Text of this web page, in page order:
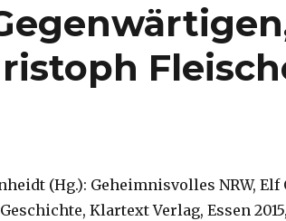
(Hg.): Geheimnisvolles NRW, Elf
Klartext Verlag, Essen